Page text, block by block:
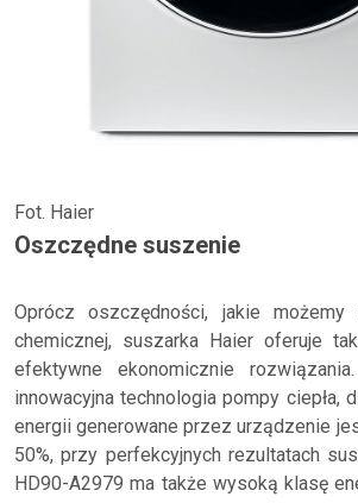
Fot. Haier
Oszczędne suszenie
Oprócz oszczędności, jakie
chemicznej, suszarka Haier oferuje
efektywne ekonomicznie
innowacyjna technologia pompy ciepła,
energii generowane przez urządzenie
50%, przy perfekcyjnych rezultatach
HD90-A2979 ma także wysoką klasę